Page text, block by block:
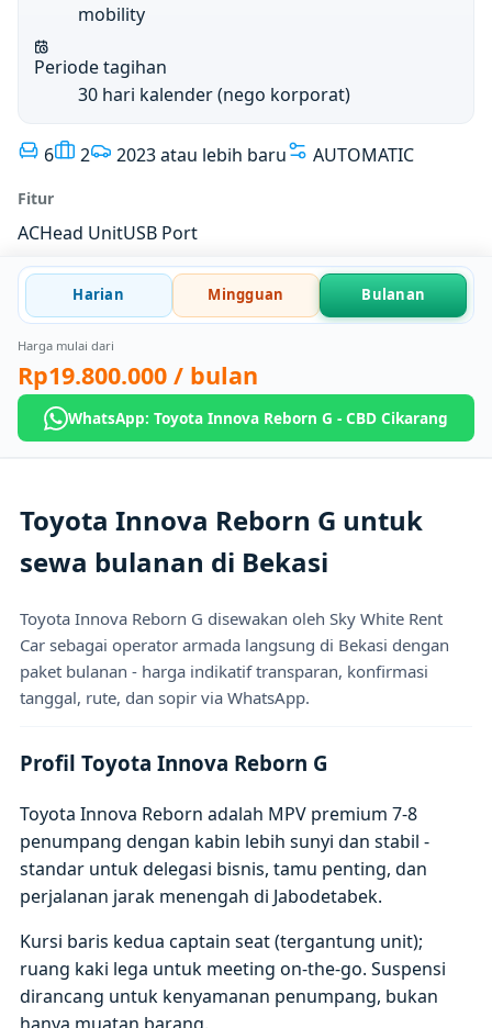
mobility
Periode tagihan
30 hari kalender (nego korporat)
6 2 2023 atau lebih baru AUTOMATIC
Fitur
ACHead UnitUSB Port
Harian Mingguan Bulanan
Harga mulai dari
Rp19.800.000 / bulan
WhatsApp: Toyota Innova Reborn G - CBD Cikarang
Toyota Innova Reborn G untuk
sewa bulanan di Bekasi
Toyota Innova Reborn G disewakan oleh Sky White Rent
Car sebagai operator armada langsung di Bekasi dengan
paket bulanan - harga indikatif transparan, konfirmasi
tanggal, rute, dan sopir via WhatsApp.
Profil Toyota Innova Reborn G
Toyota Innova Reborn adalah MPV premium 7-8
penumpang dengan kabin lebih sunyi dan stabil -
standar untuk delegasi bisnis, tamu penting, dan
perjalanan jarak menengah di Jabodetabek.
Kursi baris kedua captain seat (tergantung unit);
ruang kaki lega untuk meeting on-the-go. Suspensi
dirancang untuk kenyamanan penumpang, bukan